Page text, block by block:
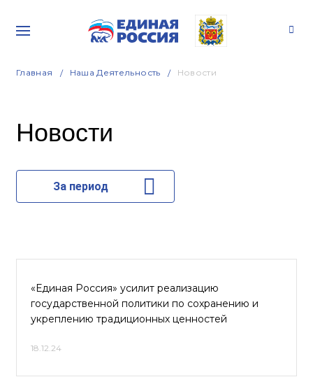
Главная Наша Деятельность Новости
Новости
За период
«Единая Россия» усилит реализацию
государственной политики по сохранению и
укреплению традиционных ценностей
18.12.24